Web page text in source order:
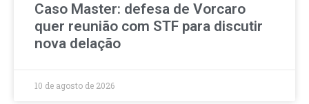
Caso Master: defesa de Vorcaro
quer reunião com STF para discutir
nova delação
10 de agosto de 2026